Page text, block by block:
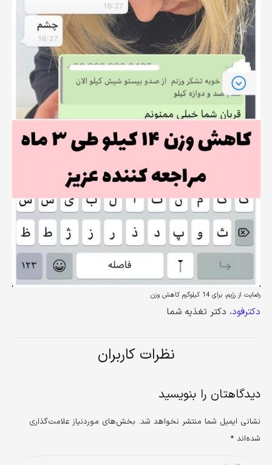
رضایت از رژیم، برای 14 کیلوگرم کاهش وزن
دکترفود، دکتر تغذیه شما
نظرات کاربران
دیدگاهتان را بنویسید
نشانی ایمیل شما منتشر نخواهد شد. بخش‌های موردنیاز علامت‌گذاری
شده‌اند*